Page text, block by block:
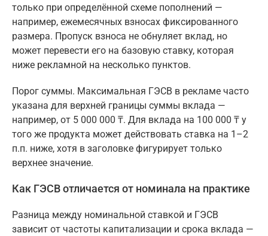
только при определённой схеме пополнений —
например, ежемесячных взносах фиксированного
размера. Пропуск взноса не обнуляет вклад, но
может перевести его на базовую ставку, которая
ниже рекламной на несколько пунктов.
Порог суммы. Максимальная ГЭСВ в рекламе часто
указана для верхней границы суммы вклада —
например, от 5 000 000 ₸. Для вклада на 100 000 ₸ у
того же продукта может действовать ставка на 1–2
п.п. ниже, хотя в заголовке фигурирует только
верхнее значение.
Как ГЭСВ отличается от номинала на практике
Разница между номинальной ставкой и ГЭСВ
зависит от частоты капитализации и срока вклада —